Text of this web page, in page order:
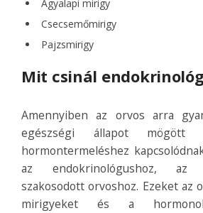
Agyalapi mirigy
Csecsemőmirigy
Pajzsmirigy
Mit csinál
Amennyiben az orvos arra
egészségi állapot
hormontermeléshez
az endokrinológushoz, az
szakosodott orvoshoz. Ezeket az
mirigyeket és a